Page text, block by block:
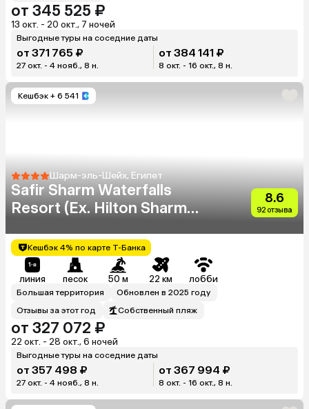
от 345 525 ₽
13 окт. - 20 окт., 7 ночей
Выгодные туры на соседние даты
от 371 765 ₽
27 окт. - 4 нояб., 8 н.
от 384 141 ₽
8 окт. - 16 окт., 8 н.
Кешбэк + 6 541
Шарм-эль-Шейх, Египет
Safir Sharm Waterfalls
Resort (Ex. Hilton Sharm
8.6
92 отзыва
Кешбэк 4% по карте Т-Банка
линия песок 50 м 22 км лобби
Большая территория
Обновлен в 2025 году
Отзывы за этот год
Собственный пляж
от 327 072 ₽
22 окт. - 28 окт., 6 ночей
Выгодные туры на соседние даты
от 357 498 ₽
27 окт. - 4 нояб., 8 н.
от 367 994 ₽
8 окт. - 16 окт., 8 н.